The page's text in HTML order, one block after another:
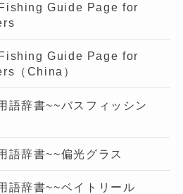
Guide Page for
Guide Page for
（China）
語辞書~~バスフィッシン
語辞書~~偏光グラス
語辞書~~ベイトリール